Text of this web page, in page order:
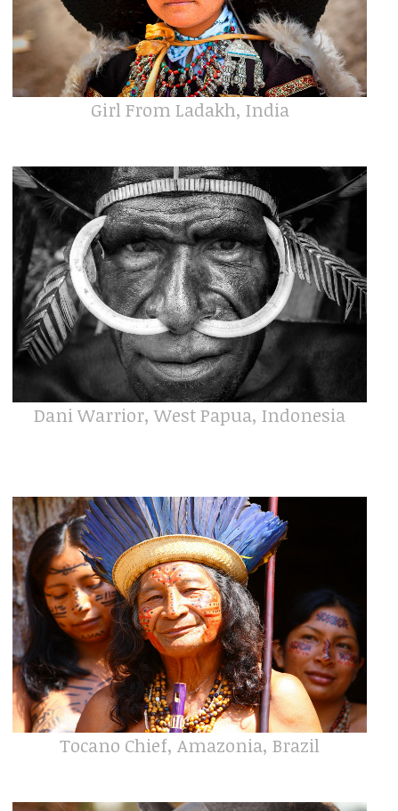
Girl From Ladakh, India
Dani Warrior, West Papua, Indonesia
Tocano Chief, Amazonia, Brazil